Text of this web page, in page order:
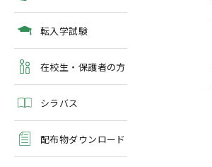
アクセスマップ
よくある質問
入学検査関係行事等の呼
びかけ
学校案内・資料請求
転入学試験
在校生・保護者の方
シラバス
配布物ダウンロード